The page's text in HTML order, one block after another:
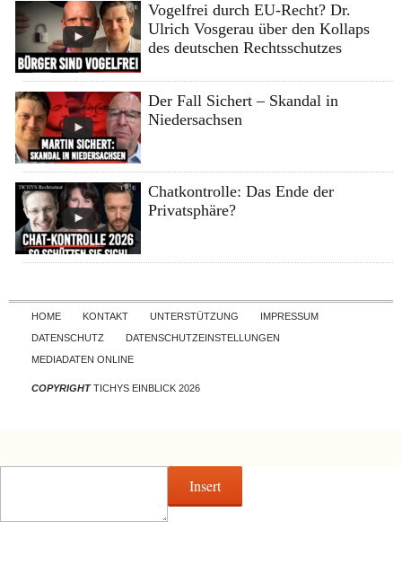
Vogelfrei durch EU-Recht? Dr.
Ulrich Vosgerau über den Kollaps
des deutschen Rechtsschutzes
Der Fall Sichert – Skandal in
Niedersachsen
Chatkontrolle: Das Ende der
Privatsphäre?
Skip to content
HOME KONTAKT UNTERSTÜTZUNG
IMPRESSUM
DATENSCHUTZ
DATENSCHUTZEINSTELLUNGEN
MEDIADATEN ONLINE
COPYRIGHTTICHYS EINBLICK 2026
Insert